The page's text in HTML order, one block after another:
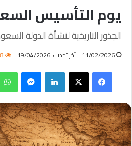
يوم التأسيس
الجذور التاريخية لنشأة الدولة
11/02/2026 آخر تحديث: 19/04/2026
فيسبوك ‫X لينكدإن